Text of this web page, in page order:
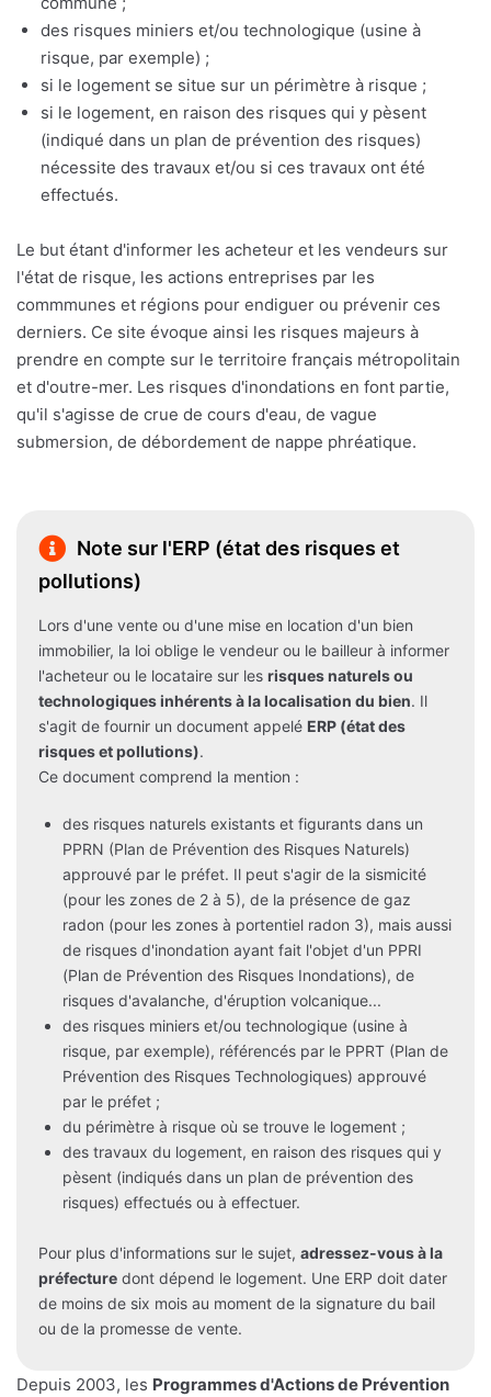
des risques miniers et/ou technologique (usine à
risque, par exemple) ;
si le logement se situe sur un périmètre à risque ;
si le logement, en raison des risques qui y pèsent
(indiqué dans un plan de prévention des risques)
nécessite des travaux et/ou si ces travaux ont été
effectués.
Le but étant d'informer les acheteur et les vendeurs sur
l'état de risque, les actions entreprises par les
commmunes et régions pour endiguer ou prévenir ces
derniers. Ce site évoque ainsi les risques majeurs à
prendre en compte sur le territoire français métropolitain
et d'outre-mer. Les risques d'inondations en font partie,
qu'il s'agisse de crue de cours d'eau, de vague
submersion, de débordement de nappe phréatique.
Note sur l'ERP (état des risques et
pollutions)
Lors d'une vente ou d'une mise en location d'un bien
immobilier, la loi oblige le vendeur ou le bailleur à informer
l'acheteur ou le locataire sur les risques naturels ou
technologiques inhérents à la localisation du bien. Il
s'agit de fournir un document appelé ERP (état des
risques et pollutions).
Ce document comprend la mention :
des risques naturels existants et figurants dans un
PPRN (Plan de Prévention des Risques Naturels)
approuvé par le préfet. Il peut s'agir de la sismicité
(pour les zones de 2 à 5), de la présence de gaz
radon (pour les zones à portentiel radon 3), mais aussi
de risques d'inondation ayant fait l'objet d'un PPRI
(Plan de Prévention des Risques Inondations), de
risques d'avalanche, d'éruption volcanique...
des risques miniers et/ou technologique (usine à
risque, par exemple), référencés par le PPRT (Plan de
Prévention des Risques Technologiques) approuvé
par le préfet ;
du périmètre à risque où se trouve le logement ;
des travaux du logement, en raison des risques qui y
pèsent (indiqués dans un plan de prévention des
risques) effectués ou à effectuer.
Pour plus d'informations sur le sujet, adressez-vous à la
préfecture dont dépend le logement. Une ERP doit dater
de moins de six mois au moment de la signature du bail
ou de la promesse de vente.
Depuis 2003, les Programmes d'Actions de Prévention